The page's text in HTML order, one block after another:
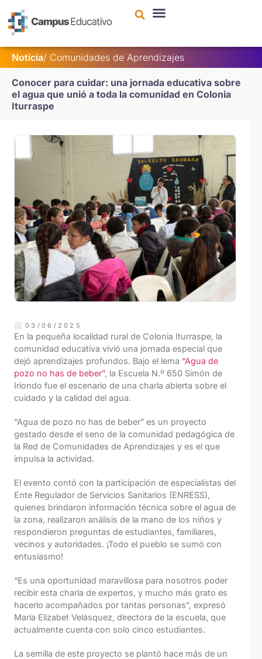
Noticia/ Comunidades de Aprendizajes
Conocer para cuidar: una jornada educativa sobre
el agua que unió a toda la comunidad en Colonia
Iturraspe
03/06/2025
En la pequeña localidad rural de Colonia Iturraspe, la
comunidad educativa vivió una jornada especial que
dejó aprendizajes profundos. Bajo el lema “Agua de
pozo no has de beber”, la Escuela N.º 650 Simón de
Iriondo fue el escenario de una charla abierta sobre el
cuidado y la calidad del agua.
“Agua de pozo no has de beber” es un proyecto
gestado desde el seno de la comunidad pedagógica de
la Red de Comunidades de Aprendizajes y es el que
impulsa la actividad.
El evento contó con la participación de especialistas del
Ente Regulador de Servicios Sanitarios (ENRESS),
quienes brindaron información técnica sobre el agua de
la zona, realizaron análisis de la mano de los niños y
respondieron preguntas de estudiantes, familiares,
vecinos y autoridades. ¡Todo el pueblo se sumó con
entusiasmo!
“Es una oportunidad maravillosa para nosotros poder
recibir esta charla de expertos, y mucho más grato es
hacerlo acompañados por tantas personas”, expresó
María Elizabet Velásquez, directora de la escuela, que
actualmente cuenta con solo cinco estudiantes.
La semilla de este proyecto se plantó hace más de un